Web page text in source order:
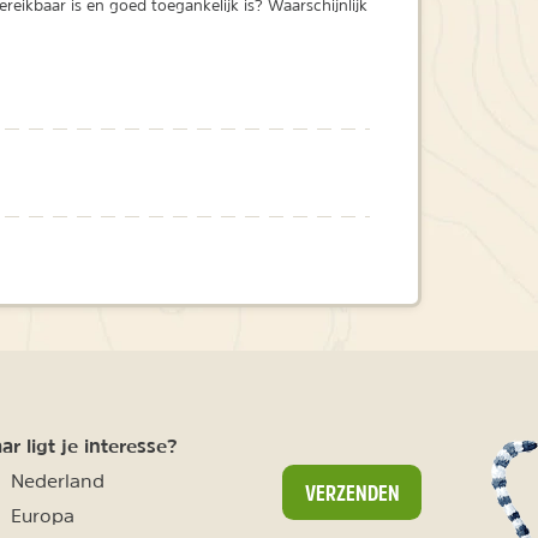
is en goed toegankelijk is? Waarschijnlijk
ligt je interesse?
Nederland
Europa
VERZENDEN